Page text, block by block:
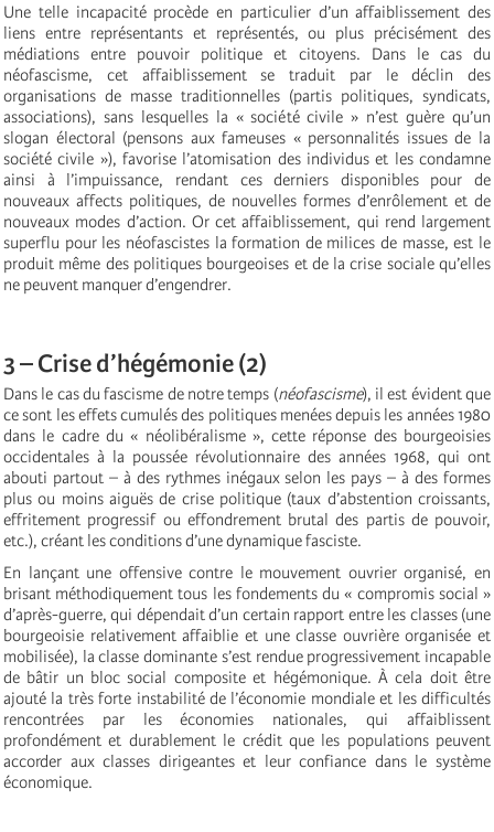
Une telle incapacité procède en particulier d’un affaiblissement des
liens entre représentants et représentés, ou plus précisément des
médiations entre pouvoir politique et citoyens. Dans le cas du
néofascisme, cet affaiblissement se traduit par le déclin des
organisations de masse traditionnelles (partis politiques, syndicats,
associations), sans lesquelles la « société civile » n’est guère qu’un
slogan électoral (pensons aux fameuses « personnalités issues de la
société civile »), favorise l’atomisation des individus et les condamne
ainsi à l’impuissance, rendant ces derniers disponibles pour de
nouveaux affects politiques, de nouvelles formes d’enrôlement et de
nouveaux modes d’action. Or cet affaiblissement, qui rend largement
superflu pour les néofascistes la formation de milices de masse, est le
produit même des politiques bourgeoises et de la crise sociale qu’elles
ne peuvent manquer d’engendrer.
3 – Crise d’hégémonie (2)
Dans le cas du fascisme de notre temps (néofascisme), il est évident que
ce sont les effets cumulés des politiques menées depuis les années 1980
dans le cadre du « néolibéralisme », cette réponse des bourgeoisies
occidentales à la poussée révolutionnaire des années 1968, qui ont
abouti partout – à des rythmes inégaux selon les pays – à des formes
plus ou moins aiguës de crise politique (taux d’abstention croissants,
effritement progressif ou effondrement brutal des partis de pouvoir,
etc.), créant les conditions d’une dynamique fasciste.
En lançant une offensive contre le mouvement ouvrier organisé, en
brisant méthodiquement tous les fondements du « compromis social »
d’après-guerre, qui dépendait d’un certain rapport entre les classes (une
bourgeoisie relativement affaiblie et une classe ouvrière organisée et
mobilisée), la classe dominante s’est rendue progressivement incapable
de bâtir un bloc social composite et hégémonique. À cela doit être
ajouté la très forte instabilité de l’économie mondiale et les difficultés
rencontrées par les économies nationales, qui affaiblissent
profondément et durablement le crédit que les populations peuvent
accorder aux classes dirigeantes et leur confiance dans le système
économique.